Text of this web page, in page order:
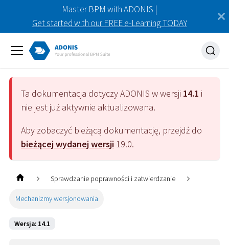
Master BPM with ADONIS |
Get started with our FREE e-Learning TODAY
Ta dokumentacja dotyczyADONIS w wersji 14.1 i
nie jest już aktywnie aktualizowana.
Aby zobaczyć bieżącą dokumentację, przejdź do
bieżącej wydanej wersji 19.0.
Sprawdzanie poprawności i zatwierdzanie
Mechanizmy wersjonowania
Wersja: 14.1